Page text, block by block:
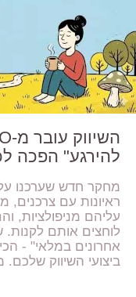
להירגע" הפכה
ראיונות עם
עליהם מניפולציות,
לוחצים אותם לקנות.
אחרונים במלאי" -
ביצועי השיווק שלכם.